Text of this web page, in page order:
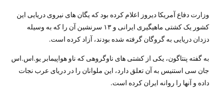
وزارت دفاع آمریکا دیروز اعلام کرده بود که یگان های نیروی دریایی این
کشور یک کشتی ماهیگیری ایرانی و ۱۳ سرنشین آن را که به وسیله
دزدان دریایی به گروگان گرفته شده بودند، آزاد کرده است.
به گفته پنتاگون، یکی از کشتی های ناوگروهی که ناو هواپیمابر یو.اس‌.اس
جان سی استنیس به آن تعلق دارد، این ملوانان را در دریای عرب نجات
داده و آنها را روانه ایران کرده است.